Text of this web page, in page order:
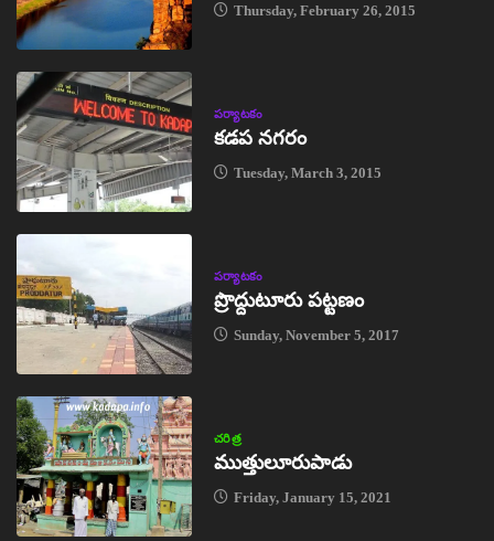
Thursday, February 26, 2015
పర్యాటకం
కడప నగరం
Tuesday, March 3, 2015
పర్యాటకం
ప్రొద్దుటూరు పట్టణం
Sunday, November 5, 2017
చరిత్ర
ముత్తులూరుపాడు
Friday, January 15, 2021